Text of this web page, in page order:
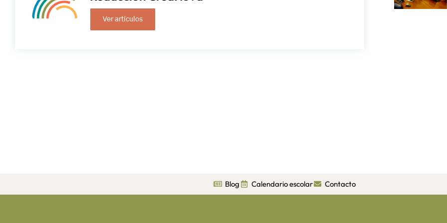
Ver artículos
Blog Calendario escolar Contacto